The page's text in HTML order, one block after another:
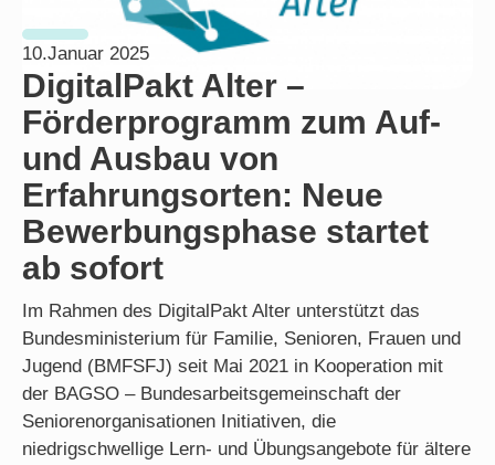
10.Januar 2025
DigitalPakt Alter –
Förderprogramm zum Auf-
und Ausbau von
Erfahrungsorten: Neue
Bewerbungsphase startet
ab sofort
Im Rahmen des DigitalPakt Alter unterstützt das
Bundesministerium für Familie, Senioren, Frauen und
Jugend (BMFSFJ) seit Mai 2021 in Kooperation mit
der BAGSO – Bundesarbeitsgemeinschaft der
Seniorenorganisationen Initiativen, die
niedrigschwellige Lern- und Übungsangebote für ältere